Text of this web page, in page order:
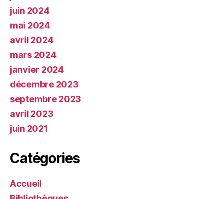
juin 2024
mai 2024
avril 2024
mars 2024
janvier 2024
décembre 2023
septembre 2023
avril 2023
juin 2021
Catégories
Accueil